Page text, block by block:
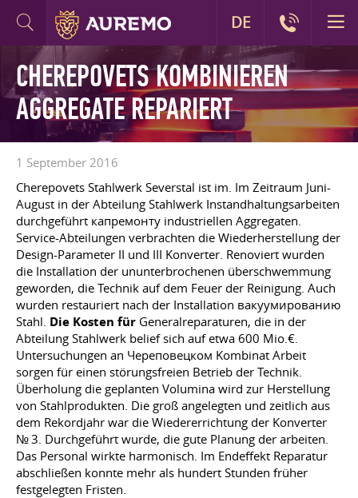
CHEREPOVETS KOMBINIEREN
AGGREGATE REPARIERT
1 September 2016
Cherepovets Stahlwerk Severstal ist im. Im Zeitraum Juni-
August in der Abteilung Stahlwerk Instandhaltungsarbeiten
durchgeführt капремонту industriellen Aggregaten.
Service-Abteilungen verbrachten die Wiederherstellung der
Design-Parameter II und III Konverter. Renoviert wurden
die Installation der ununterbrochenen überschwemmung
geworden, die Technik auf dem Feuer der Reinigung. Auch
wurden restauriert nach der Installation вакуумированию
Stahl. Die Kosten für Generalreparaturen, die in der
Abteilung Stahlwerk belief sich auf etwa 600 Mio.€.
Untersuchungen an Череповецком Kombinat Arbeit
sorgen für einen störungsfreien Betrieb der Technik.
Überholung die geplanten Volumina wird zur Herstellung
von Stahlprodukten. Die groß angelegten und zeitlich aus
dem Rekordjahr war die Wiedererrichtung der Konverter
№ 3. Durchgeführt wurde, die gute Planung der arbeiten.
Das Personal wirkte harmonisch. Im Endeffekt Reparatur
abschließen konnte mehr als hundert Stunden früher
festgelegten Fristen.
DE